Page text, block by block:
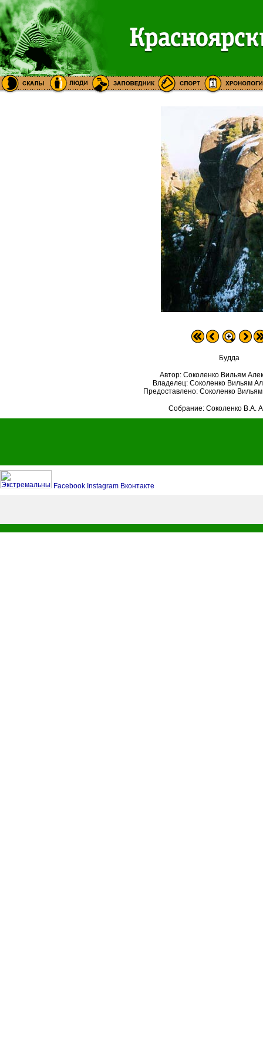
Будда
Автор: Соколенко Вильям
Владелец: Соколенко Вильям
Предоставлено: Соколенко
Собрание: Соколенко В.А.
Facebook Instagram Вконтакте